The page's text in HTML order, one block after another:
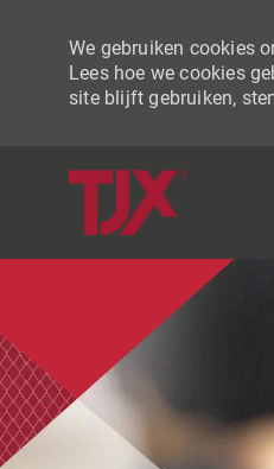
We gebruiken cookies
Lees hoe we cookies
site blijft gebruiken,